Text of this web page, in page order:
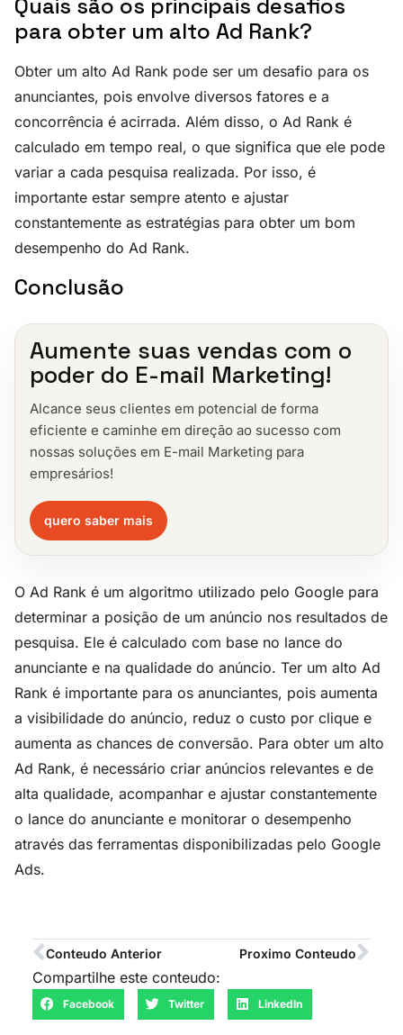
Quais são os principais desafios
para obter um alto Ad Rank?
Obter um alto Ad Rank pode ser um desafio para os
anunciantes, pois envolve diversos fatores e a
concorrência é acirrada. Além disso, o Ad Rank é
calculado em tempo real, o que significa que ele pode
variar a cada pesquisa realizada. Por isso, é
importante estar sempre atento e ajustar
constantemente as estratégias para obter um bom
desempenho do Ad Rank.
Conclusão
Aumente suas vendas com o
poder do E-mail Marketing!
Alcance seus clientes em potencial de forma
eficiente e caminhe em direção ao sucesso com
nossas soluções em E-mail Marketing para
empresários!
quero saber mais
O Ad Rank é um algoritmo utilizado pelo Google para
determinar a posição de um anúncio nos resultados de
pesquisa. Ele é calculado com base no lance do
anunciante e na qualidade do anúncio. Ter um alto Ad
Rank é importante para os anunciantes, pois aumenta
a visibilidade do anúncio, reduz o custo por clique e
aumenta as chances de conversão. Para obter um alto
Ad Rank, é necessário criar anúncios relevantes e de
alta qualidade, acompanhar e ajustar constantemente
o lance do anunciante e monitorar o desempenho
através das ferramentas disponibilizadas pelo Google
Ads.
Conteudo Anterior Proximo Conteudo
Compartilhe este conteudo:
Facebook Twitter LinkedIn